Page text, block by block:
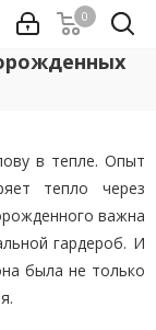
0
в тепле. Опыт
тепло через
важна
гардероб. И
была не только